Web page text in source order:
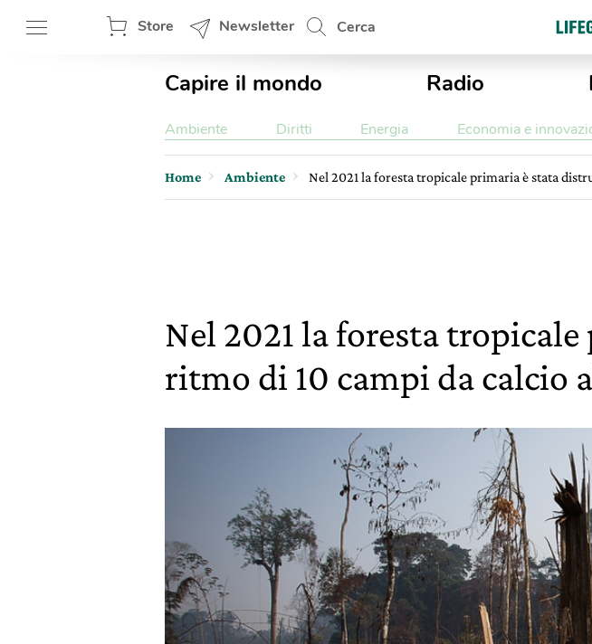
Store Newsletter Cerca
Capire il mondo Radio
Ambiente Diritti Energia Economia e
Home Ambiente Nel 2021 la foresta tropicale primaria è stata
Nel 2021 la foresta
ritmo di 10 campi da calcio